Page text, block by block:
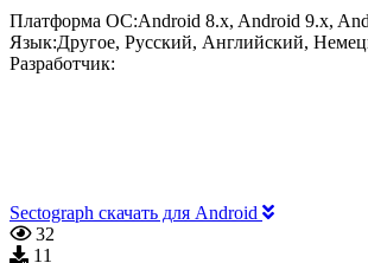
Платформа ОС:Android 8.x, Android 9.x,
Язык:Другое, Русский, Английский,
Разработчик:
Sectograph скачать для Android
32
11